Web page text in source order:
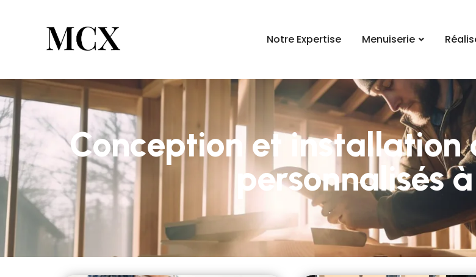
Notre Expertise Menuiserie
Conception et installation
personnalisés